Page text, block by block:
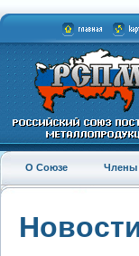
О Союзе